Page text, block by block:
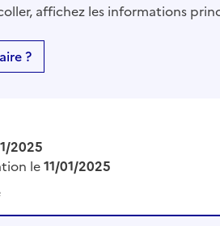
affichez les informations
?
2025
le11/01/2025